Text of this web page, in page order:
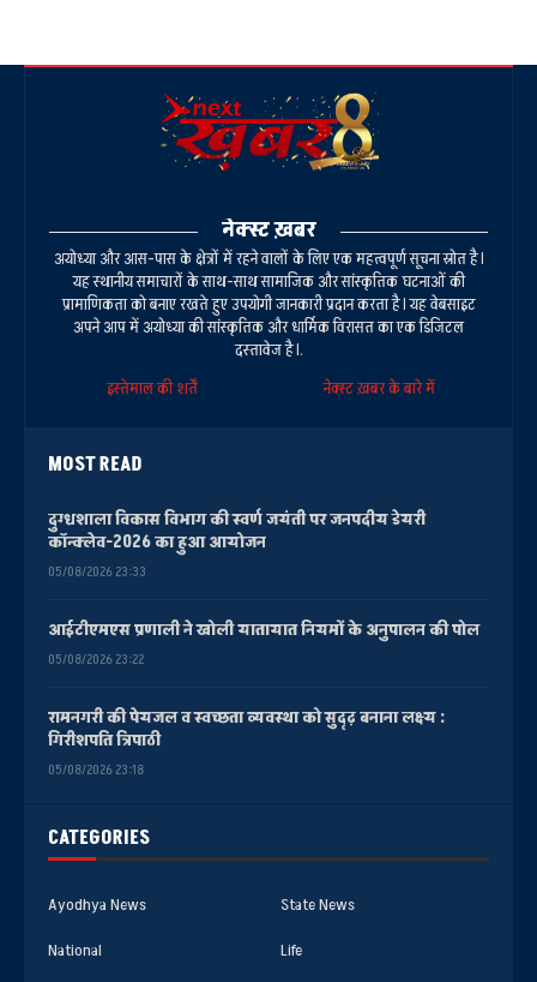
CATEGORIES
Ayodhya News
State News
National
Life
नेक्स्ट ख़बर
अयोध्या और आस-पास के क्षेत्रों में रहने वालों के लिए एक महत्वपूर्ण सूचना स्रोत है।
यह स्थानीय समाचारों के साथ-साथ सामाजिक और सांस्कृतिक घटनाओं की
प्रामाणिकता को बनाए रखते हुए उपयोगी जानकारी प्रदान करता है। यह वेबसाइट
अपने आप में अयोध्या की सांस्कृतिक और धार्मिक विरासत का एक डिजिटल
दस्तावेज है।.
इस्तेमाल की शर्तें
नेक्स्ट ख़बर के बारे में
MOST READ
दुग्धशाला विकास विभाग की स्वर्ण जयंती पर जनपदीय डेयरी
कॉन्क्लेव-2026 का हुआ आयोजन
05/08/2026 23:33
आईटीएमएस प्रणाली ने खोली यातायात नियमों के अनुपालन की पोल
05/08/2026 23:22
रामनगरी की पेयजल व स्वच्छता व्यवस्था को सुदृढ़ बनाना लक्ष्य :
गिरीशपति त्रिपाठी
05/08/2026 23:18